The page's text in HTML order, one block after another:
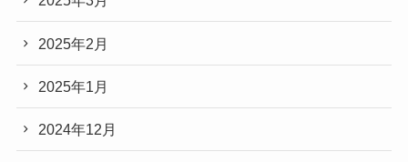
2025年2月
2025年1月
2024年12月